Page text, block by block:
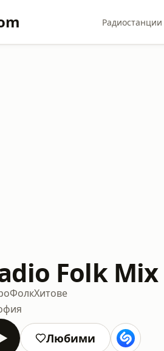
Радиостанции
Folk Mix
ФолкХитове
Любими